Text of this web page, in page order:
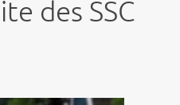
des SSC